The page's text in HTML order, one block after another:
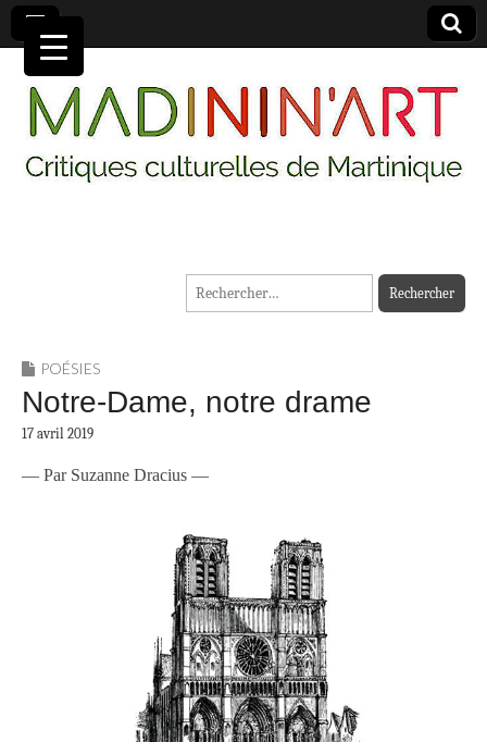
MADININ'ART
Rechercher :
POÉSIES
Notre-Dame, notre drame
17 avril 2019
— Par Suzanne Dracius —